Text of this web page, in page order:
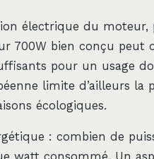
électrique du moteur,
700W bien conçu peut
pour un usage
limite d’ailleurs la
écologiques.
: combien de